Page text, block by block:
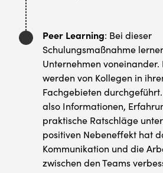
Peer Learning: Bei dieser
Schulungsmaßnahme
Unternehmen voneinander.
werden von Kollegen in
Fachgebieten
also Informationen,
praktische Ratschläge
positiven Nebeneffekt hat
Kommunikation und die
zwischen den Teams